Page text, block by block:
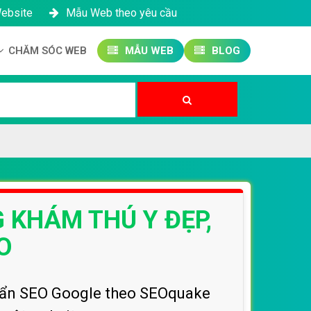
Mẫu Web theo yêu cầu
CHĂM SÓC WEB MẪU WEB BLOG
KHÁM THÚ Y ĐẸP,
SEO Google theo SEOquake